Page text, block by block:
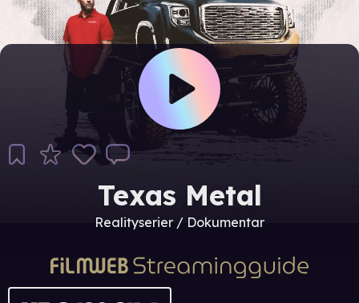
Texas Metal
Realityserier / Dokumentar